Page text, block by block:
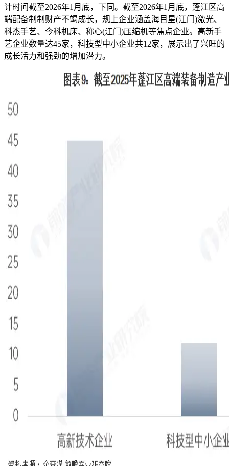
计时间截至2026年1月底，下同。截至2026年1月底，蓬江区高
端配备制制财产不竭成长，规上企业涵盖海目星(江门)激光、
科杰手艺、今科机床、称心(江门)压缩机等焦点企业。高新手
艺企业数量达45家，科技型中小企业共12家，展示出了兴旺的
成长活力和强劲的增加潜力。